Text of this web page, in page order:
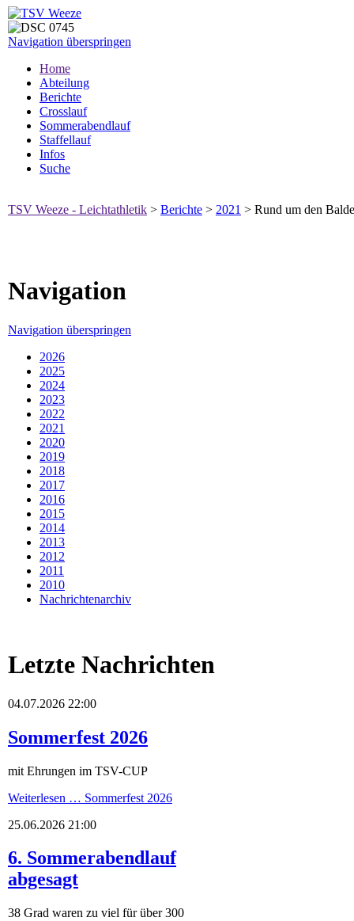
Navigation überspringen
Home
Abteilung
Berichte
Crosslauf
Sommerabendlauf
Staffellauf
Infos
Suche
TSV Weeze - Leichtathletik > Berichte > 2021 > Rund um den
Navigation
Navigation überspringen
2026
2025
2024
2023
2022
2021
2020
2019
2018
2017
2016
2015
2014
2013
2012
2011
2010
Nachrichtenarchiv
Letzte Nachrichten
04.07.2026 22:00
Sommerfest 2026
mit Ehrungen im TSV-CUP
Weiterlesen … Sommerfest 2026
25.06.2026 21:00
6. Sommerabendlauf
abgesagt
38 Grad waren zu viel für über 300